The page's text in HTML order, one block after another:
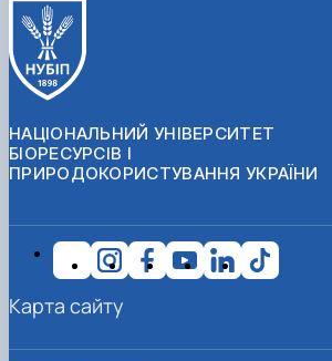
НАЦІОНАЛЬНИЙ УНІВЕРСИТЕТ
БІОРЕСУРСІВ І
ПРИРОДОКОРИСТУВАННЯ УКРАЇНИ
Карта сайту